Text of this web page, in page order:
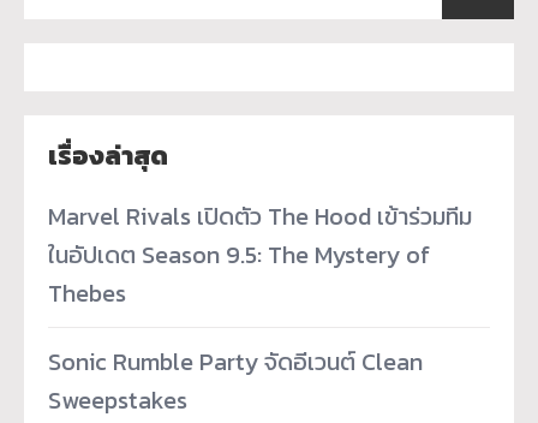
เรื่องล่าสุด
Marvel Rivals เปิดตัว The Hood เข้าร่วมทีม
ในอัปเดต Season 9.5: The Mystery of
Thebes
Sonic Rumble Party จัดอีเวนต์ Clean
Sweepstakes